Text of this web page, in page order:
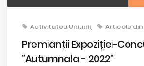
Activitatea Uniunii Articole din
Premianții Expoziției-
”Autumnala - 2022”